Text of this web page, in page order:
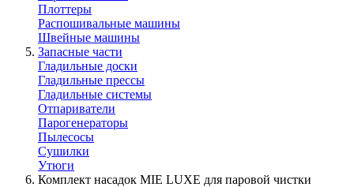
Плоттеры
Распошивальные машины
Швейные машины
Запасные части
Гладильные доски
Гладильные прессы
Гладильные системы
Отпариватели
Парогенераторы
Пылесосы
Сушилки
Утюги
Комплект насадок MIE LUXE для паровой чистки